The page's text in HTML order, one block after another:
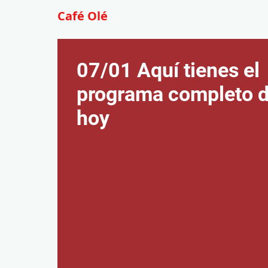
Café Olé
07/01 Aquí tienes el
programa completo
hoy